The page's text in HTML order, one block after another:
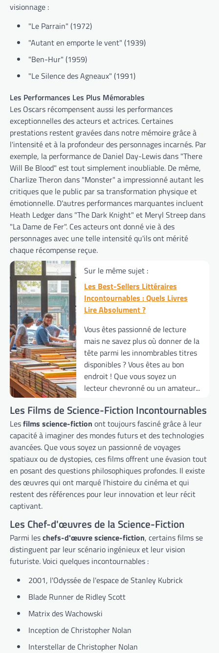
visionnage :
"Le Parrain" (1972)
"Autant en emporte le vent" (1939)
"Ben-Hur" (1959)
"Le Silence des Agneaux" (1991)
Les Performances Les Plus Mémorables
Les Oscars récompensent aussi les performances
exceptionnelles des acteurs et actrices. Certaines
prestations restent gravées dans notre mémoire grâce à
l'intensité et à la profondeur des personnages incarnés. Par
exemple, la performance de Daniel Day-Lewis dans "There
Will Be Blood" est tout simplement inoubliable. De même,
Charlize Theron dans "Monster" a impressionné autant les
critiques que le public par sa transformation physique et
émotionnelle. D'autres performances marquantes incluent
Heath Ledger dans "The Dark Knight" et Meryl Streep dans
"La Dame de Fer". Ces acteurs ont donné vie à des
personnages avec une telle intensité qu'ils ont mérité
chaque récompense reçue.
Sur le même sujet :
Les Best-Sellers Littéraires
Incontournables : Quels Livres
Lire Absolument ?
Vous êtes passionné de lecture
mais ne savez plus où donner de la
tête parmi les innombrables titres
disponibles ? Vous êtes au bon
endroit ! Que vous soyez un
lecteur chevronné ou un amateur...
Les Films de Science-Fiction Incontournables
Lesfilms science-fiction ont toujours fasciné grâce à leur
capacité à imaginer des mondes futurs et des technologies
avancées. Que vous soyez un passionné de voyages
spatiaux ou de dystopies, ces films offrent une évasion tout
en posant des questions philosophiques profondes. Il existe
des œuvres qui ont marqué l'histoire du cinéma et qui
restent des références pour leur innovation et leur récit
captivant.
Les Chef-d'œuvres de la Science-Fiction
Parmi leschefs-d'œuvre science-fiction, certains films se
distinguent par leur scénario ingénieux et leur vision
futuriste. Voici quelques incontournables :
2001, l'Odyssée de l'espace de Stanley Kubrick
Blade Runner de Ridley Scott
Matrix des Wachowski
Inception de Christopher Nolan
Interstellar de Christopher Nolan